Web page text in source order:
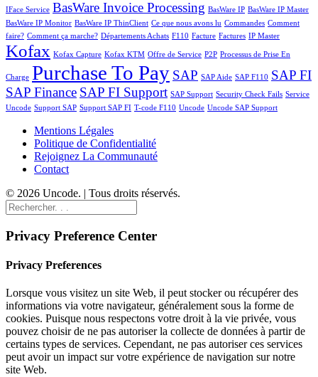
IFace Service BasWare Invoice Processing BasWare IP BasWare IP Master
BasWare IP Monitor BasWare IP ThinClient Ce que nous avons lu Commandes Comment
faire? Comment ça marche? Départements Achats F110 Facture Factures IP Master
Kofax Kofax Capture Kofax KTM Offre de Service P2P Processus de Prise En
Charge Purchase To Pay SAP SAP Aide SAP F110 SAP FI
SAP Finance SAP FI Support SAP Support Security Check Fails Service
Uncode Support SAP Support SAP FI T-code F110 Uncode Uncode SAP Support
Mentions Légales
Politique de Confidentialité
Rejoignez La Communauté
Contact
© 2026 Uncode. | Tous droits réservés.
Privacy Preference Center
Privacy Preferences
Lorsque vous visitez un site Web, il peut stocker ou récupérer des
informations via votre navigateur, généralement sous la forme de
cookies. Puisque nous respectons votre droit à la vie privée, vous
pouvez choisir de ne pas autoriser la collecte de données à partir de
certains types de services. Cependant, ne pas autoriser ces services
peut avoir un impact sur votre expérience de navigation sur notre
site Web.